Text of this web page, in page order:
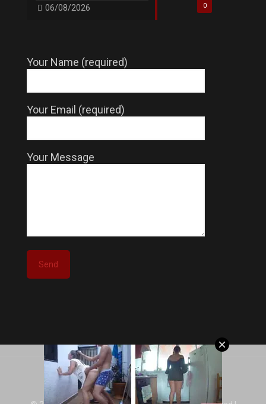
0
06/08/2026
Your Name (required)
Your Email (required)
Your Message